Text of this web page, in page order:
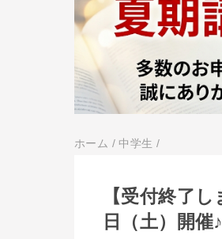
ホーム / 中学生 /
【受付終了
日（土）開催♪